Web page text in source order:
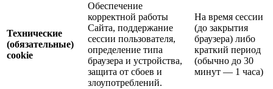
Технические
(обязательные)
cookie
Обеспечение
корректной работы
Сайта, поддержание
сессии пользователя,
определение типа
браузера и устройства,
защита от сбоев и
злоупотреблений.
На время сессии
(до закрытия
браузера) либо
краткий период
(обычно до 30
минут — 1 часа)